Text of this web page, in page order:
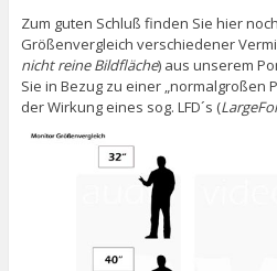
Zum guten Schluß finden Sie hier
Größenvergleich verschiedener
nicht reine Bildfläche) aus unserem
Sie in Bezug zu einer „normalgroßen
der Wirkung eines sog. LFD´s (